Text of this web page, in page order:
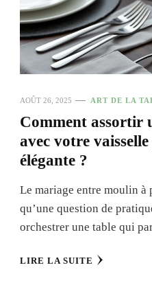
AOÛT 26, 2025 ART DE LA
Comment assortir
avec votre
élégante ?
Le mariage entre moulin à
qu’une question de
orchestrer une table qui
LIRE LA SUITE